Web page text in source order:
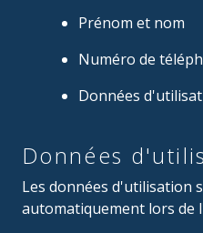
Prénom et nom
Numéro de
Données
Données
Les données d'utilisation
automatiquement lors de